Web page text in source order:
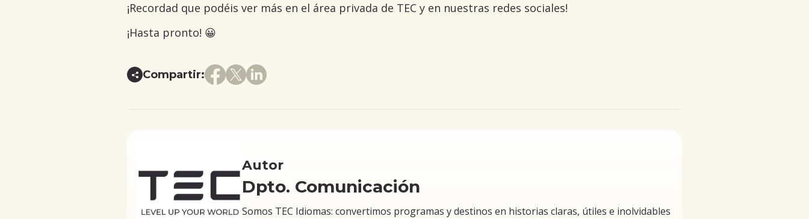
¡Recordad que podéis ver más en el área privada de TEC y en nuestras redes sociales!
¡Hasta pronto! 😀
Compartir:
Autor
Dpto. Comunicación
Somos TEC Idiomas: convertimos programas y destinos en historias claras, útiles e inolvidables